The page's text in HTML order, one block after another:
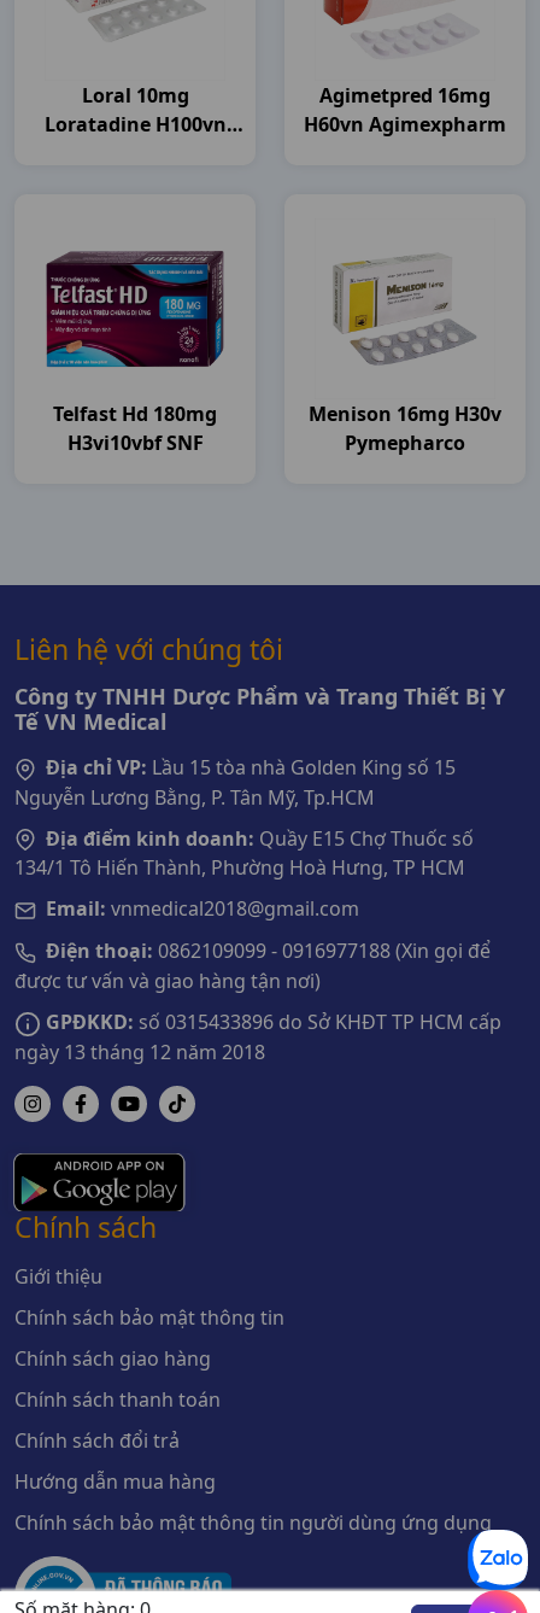
Loral 10mg
Loratadine H100vn
Agimetpred 16mg
H60vn Agimexpharm
Telfast Hd 180mg
H3vi10vbf SNF
Menison 16mg H30v
Pymepharco
Liên hệ với chúng tôi
Công ty TNHH Dược Phẩm và Trang Thiết Bị Y
Tế VN Medical
Địa chỉ VP: Lầu 15 tòa nhà Golden King số 15
Nguyễn Lương Bằng, P. Tân Mỹ, Tp.HCM
Địa điểm kinh doanh: Quầy E15 Chợ Thuốc số
134/1 Tô Hiến Thành, Phường Hoà Hưng, TP HCM
Email: vnmedical2018@gmail.com
Điện thoại: 0862109099 - 0916977188 (Xin gọi để
được tư vấn và giao hàng tận nơi)
GPĐKKD: số 0315433896 do Sở KHĐT TP HCM cấp
ngày 13 tháng 12 năm 2018
Chính sách
Giới thiệu
Chính sách bảo mật thông tin
Chính sách giao hàng
Chính sách thanh toán
Chính sách đổi trả
Hướng dẫn mua hàng
Chính sách bảo mật thông tin người dùng ứng dụng